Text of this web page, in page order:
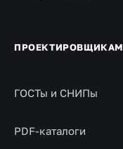
ПРОЕКТИРОВЩИКАМ
ГОСТы и СНИПы
PDF-каталоги